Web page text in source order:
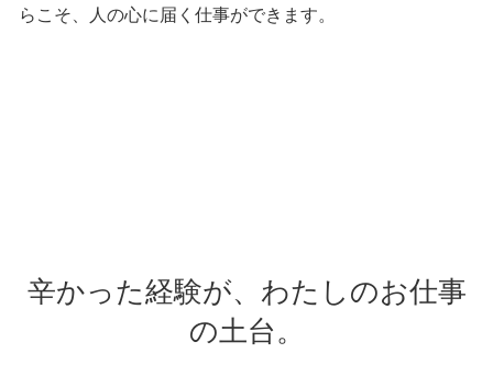
らこそ、人の心に届く仕事ができます。
辛かった経験が、わたしのお仕事
の土台。